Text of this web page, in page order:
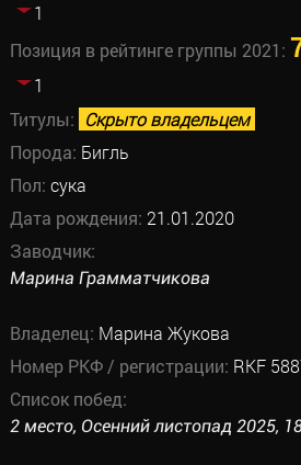
1
Позиция в рейтинге группы 2021:
1
Титулы: Скрыто владельцем
Порода: Бигль
Пол: сука
Дата рождения: 21.01.2020
Заводчик:
Марина Грамматчикова
Владелец: Марина Жукова
Номер РКФ / регистрации: RKF
Список побед:
2 место, Осенний листопад 2025,